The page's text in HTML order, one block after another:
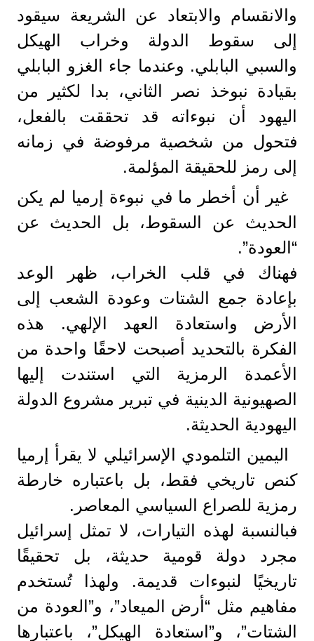
والانقسام والابتعاد عن الشريعة سيقود
إلى سقوط الدولة وخراب الهيكل
والسبي البابلي. وعندما جاء الغزو البابلي
بقيادة نبوخذ نصر الثاني، بدا لكثير من
اليهود أن نبوءاته قد تحققت بالفعل،
فتحول من شخصية مرفوضة في زمانه
إلى رمز للحقيقة المؤلمة.
غير أن أخطر ما في نبوءة إرميا لم يكن
الحديث عن السقوط، بل الحديث عن
“العودة”.
فهناك في قلب الخراب، ظهر الوعد
بإعادة جمع الشتات وعودة الشعب إلى
الأرض واستعادة العهد الإلهي. هذه
الفكرة بالتحديد أصبحت لاحقًا واحدة من
الأعمدة الرمزية التي استندت إليها
الصهيونية الدينية في تبرير مشروع الدولة
اليهودية الحديثة.
اليمين التلمودي الإسرائيلي لا يقرأ إرميا
كنص تاريخي فقط، بل باعتباره خارطة
رمزية للصراع السياسي المعاصر.
فبالنسبة لهذه التيارات، لا تمثل إسرائيل
مجرد دولة قومية حديثة، بل تحقيقًا
تاريخيًا لنبوءات قديمة. ولهذا تُستخدم
مفاهيم مثل “أرض الميعاد”، و”العودة من
الشتات”، و”استعادة الهيكل”، باعتبارها